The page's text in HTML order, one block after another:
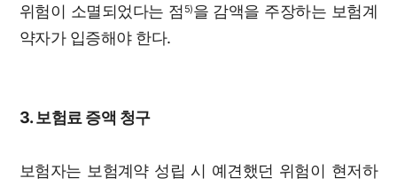
위험이 소멸되었다는 점 5)을 감액을 주장하는 보험계
약자가 입증해야 한다.
3. 보험료 증액 청구
보험자는 보험계약 성립 시 예견했던 위험이 현저하